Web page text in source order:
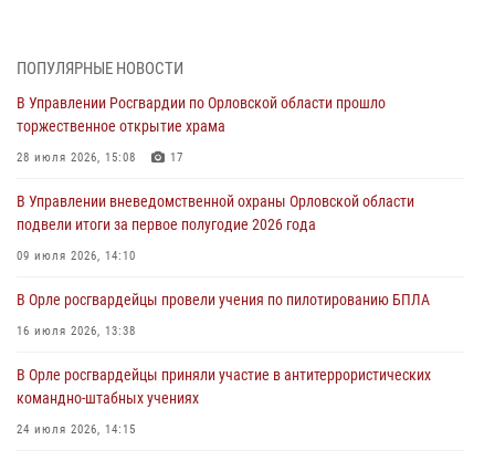
первое полугодие
05 августа 2026, 13:12
совершении противоправных действий
04 августа 2026, 14:21
04 августа 2026, 14:06
предоставлении госуслуг
03 августа 2026, 14:30
ПОПУЛЯРНЫЕ НОВОСТИ
В Управлении Росгвардии по Орловской области прошло
торжественное открытие храма
28 июля 2026, 15:08 17
В Управлении вневедомственной охраны Орловской области
подвели итоги за первое полугодие 2026 года
09 июля 2026, 14:10
В Орле росгвардейцы провели учения по пилотированию БПЛА
16 июля 2026, 13:38
В Орле росгвардейцы приняли участие в антитеррористических
командно-штабных учениях
24 июля 2026, 14:15